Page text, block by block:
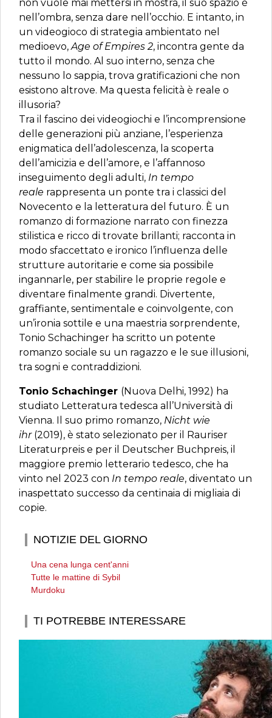
non vuole mai mettersi in mostra, il suo spazio è
nell’ombra, senza dare nell’occhio. E intanto, in
un videogioco di strategia ambientato nel
medioevo,Age of Empires 2, incontra gente da
tutto il mondo. Al suo interno, senza che
nessuno lo sappia, trova gratificazioni che non
esistono altrove. Ma questa felicità è reale o
illusoria?
Tra il fascino dei videogiochi e l’incomprensione
delle generazioni più anziane, l’esperienza
enigmatica dell’adolescenza, la scoperta
dell’amicizia e dell’amore, e l’affannoso
inseguimento degli adulti, In tempo
reale rappresenta un ponte tra i classici del
Novecento e la letteratura del futuro. È un
romanzo di formazione narrato con finezza
stilistica e ricco di trovate brillanti; racconta in
modo sfaccettato e ironico l’influenza delle
strutture autoritarie e come sia possibile
ingannarle, per stabilire le proprie regole e
diventare finalmente grandi. Divertente,
graffiante, sentimentale e coinvolgente, con
un’ironia sottile e una maestria sorprendente,
Tonio Schachinger ha scritto un potente
romanzo sociale su un ragazzo e le sue illusioni,
tra sogni e contraddizioni.
Tonio Schachinger (Nuova Delhi, 1992) ha
studiato Letteratura tedesca all’Università di
Vienna. Il suo primo romanzo, Nicht wie
ihr(2019), è stato selezionato per il Rauriser
Literaturpreis e per il Deutscher Buchpreis, il
maggiore premio letterario tedesco, che ha
vinto nel 2023 con In tempo reale, diventato un
inaspettato successo da centinaia di migliaia di
copie.
NOTIZIE DEL GIORNO
Una cena lunga cent'anni
Tutte le mattine di Sybil
Murdoku
TI POTREBBE INTERESSARE